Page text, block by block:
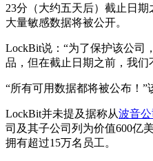
23分（大约五天后）截止日
大量敏感数据将被公开。
LockBit说：“为了保护该公司
品，但在截止日期之前，我们
“所有可用数据都将被公布！”
LockBit并未提及据称从波音公
司及其子公司列为价值600亿
拥有超过15万名员工。